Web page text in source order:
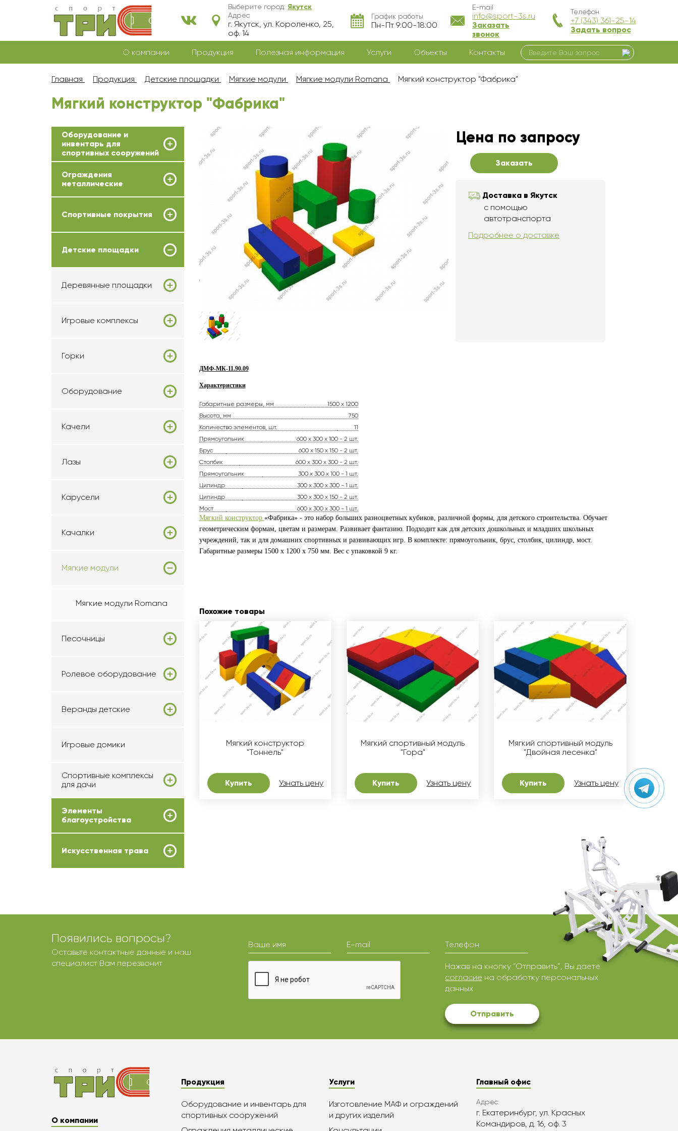
Выберите город: Якутск
Адрес
г. Якутск, ул. Короленко, 25,
оф. 14
График работы
Пн-Пт 9:00-18:00
E-mail
info@sport-3s.ru
Заказать
звонок
Телефон
+7 (343) 361-25-14
Задать вопрос
О компании Продукция Полезная информация Услуги Объекты Контакты
Главная Продукция Детские площадки Мягкие модули Мягкие модули Romana Мягкий конструктор "Фабрика"
Мягкий конструктор "Фабрика"
Оборудование и
инвентарь для
спортивных сооружений
Ограждения
металлические
Спортивные покрытия
Детские площадки
Деревянные площадки
Игровые комплексы
Горки
Оборудование
Качели
Лазы
Карусели
Качалки
Мягкие модули
Мягкие модули Romana
Песочницы
Ролевое оборудование
Веранды детские
Игровые домики
Спортивные комплексы
для дачи
Элементы
благоустройства
Искусственная трава
Цена по запросу
Заказать
Доставка в Якутск
с помощью
автотранспорта
Подробнее о доставке
ДМФ-МК-11.90.09
Характеристики
Габаритные размеры, мм
1500 х 1200
Высота, мм
750
Количество элементов, шт.
11
Прямоугольник
600 х 300 х 100 - 2 шт.
Брус
600 х 150 х 150 - 2 шт.
Столбик
600 х 300 х 300 - 2 шт.
Прямоугольник
300 х 300 х 100 - 1 шт.
Цилиндр
300 х 300 х 300 - 1 шт.
Цилиндр
300 х 300 х 150 - 2 шт.
Мост
600 х 300 х 300 - 1 шт.
Мягкий конструктор «Фабрика» - это набор больших разноцветных кубиков, различной формы, для детского строительства. Обучает
геометрическим формам, цветам и размерам. Развивает фантазию. Подходит как для детских дошкольных и младших школьных
учреждений, так и для домашних спортивных и развивающих игр. В комплекте: прямоугольник, брус, столбик, цилиндр, мост.
Габаритные размеры 1500 x 1200 х 750 мм. Вес с упаковкой 9 кг.
Похожие товары
Мягкий конструктор
"Тоннель"
Купить Узнать цену
Мягкий спортивный модуль
"Гора"
Купить Узнать цену
Мягкий спортивный модуль
"Двойная лесенка"
Купить Узнать цену
Появились вопросы?
Оставьте контактные данные и наш
специалист Вам перезвонит
Ваше имя E-mail Телефон
Нажав на кнопку “Отправить”, Вы даете
согласие на обработку персональных
данных
Отправить
О компании
Продукция
Оборудование и инвентарь для
спортивных сооружений
Услуги
Изготовление МАФ и ограждений
и других изделий
Главный офис
Адрес
г. Екатеринбург, ул. Красных
Командиров, д. 16, оф. 3